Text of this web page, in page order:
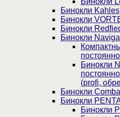
Бинокли Kahles
Бинокли
Бинокли
Бинокли
Бинокли
(profi,
Бинокли
Бинокли
Бинокли